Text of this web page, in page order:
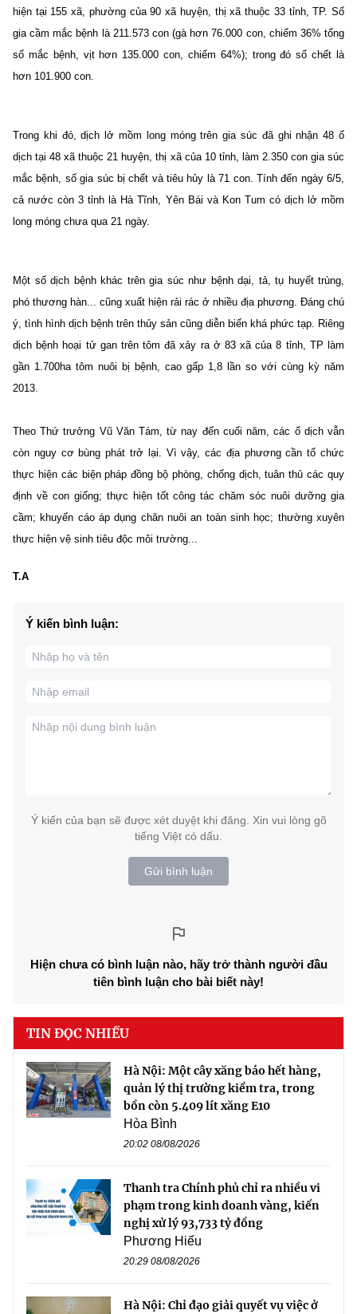
hiện tại 155 xã, phường của 90 xã huyện, thị xã thuộc 33 tỉnh, TP. Số
gia cầm mắc bệnh là 211.573 con (gà hơn 76.000 con, chiếm 36% tổng
số mắc bệnh, vịt hơn 135.000 con, chiếm 64%); trong đó số chết là
hơn 101.900 con.
Trong khi đó, dịch lở mồm long móng trên gia súc đã ghi nhận 48 ổ
dịch tại 48 xã thuộc 21 huyện, thị xã của 10 tỉnh, làm 2.350 con gia súc
mắc bệnh, số gia súc bị chết và tiêu hủy là 71 con. Tính đến ngày 6/5,
cả nước còn 3 tỉnh là Hà Tĩnh, Yên Bái và Kon Tum có dịch lở mồm
long móng chưa qua 21 ngày.
Một số dịch bệnh khác trên gia súc như bệnh dại, tả, tụ huyết trùng,
phó thương hàn... cũng xuất hiện rải rác ở nhiều địa phương. Đáng chú
ý, tình hình dịch bệnh trên thủy sản cũng diễn biến khá phức tạp. Riêng
dịch bệnh hoại tử gan trên tôm đã xảy ra ở 83 xã của 8 tỉnh, TP làm
gần 1.700ha tôm nuôi bị bệnh, cao gấp 1,8 lần so với cùng kỳ năm
2013.
Theo Thứ trưởng Vũ Văn Tám, từ nay đến cuối năm, các ổ dịch vẫn
còn nguy cơ bùng phát trở lại. Vì vậy, các địa phương cần tổ chức
thực hiện các biện pháp đồng bộ phòng, chống dịch, tuân thủ các quy
định về con giống; thực hiện tốt công tác chăm sóc nuôi dưỡng gia
cầm; khuyến cáo áp dụng chăn nuôi an toàn sinh học; thường xuyên
thực hiện vệ sinh tiêu độc môi trường...
T.A
Ý kiến bình luận:
Ý kiến của bạn sẽ được xét duyệt khi đăng. Xin vui lòng gõ
tiếng Việt có dấu.
Gửi bình luận
Hiện chưa có bình luận nào, hãy trở thành người đầu
tiên bình luận cho bài biết này!
TIN ĐỌC NHIỀU
Hà Nội: Một cây xăng báo hết hàng,
quản lý thị trường kiểm tra, trong
bồn còn 5.409 lít xăng E10
Hòa Bình
20:02 08/08/2026
Thanh tra Chính phủ chỉ ra nhiều vi
phạm trong kinh doanh vàng, kiến
nghị xử lý 93,733 tỷ đồng
Phương Hiếu
20:29 08/08/2026
Hà Nội: Chỉ đạo giải quyết vụ việc ở